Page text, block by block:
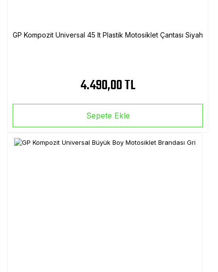
GP Kompozit Universal 45 lt Plastik Motosiklet Çantası Siyah
4.490,00 TL
Sepete Ekle